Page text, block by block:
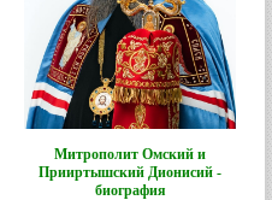
Митрополит Омский и
Прииртышский Дионисий -
биография